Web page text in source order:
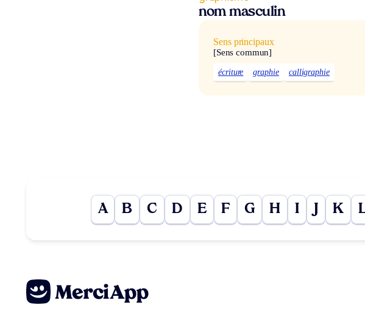
nom masculin
Sens principaux
[Sens commun]
écriture graphie calligraphie
A B C D E F G H I J K